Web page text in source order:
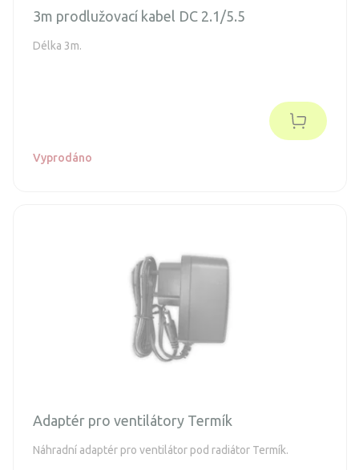
3m prodlužovací kabel DC 2.1/5.5
Délka 3m.
Vyprodáno
Adaptér pro ventilátory Termík
Náhradní adaptér pro ventilátor pod radiátor Termík.